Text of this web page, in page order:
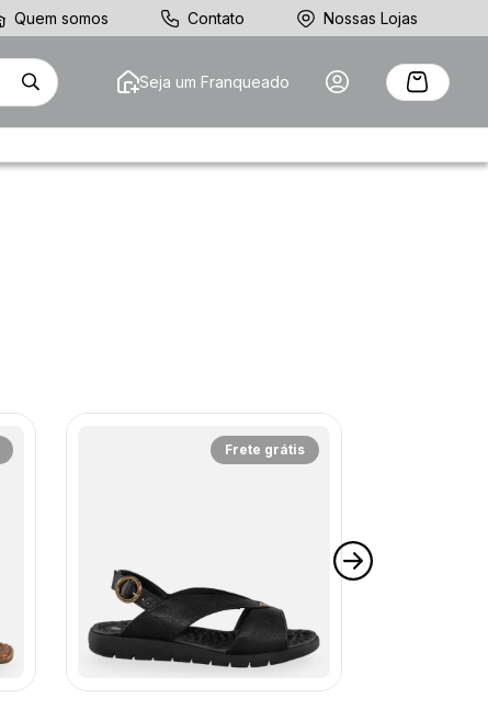
Quem somos Contato Nossas Lojas
Seja um Franqueado
Frete grátis